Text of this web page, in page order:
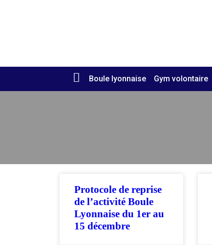
Boule lyonnaise Gym volontaire
Protocole de reprise
de l’activité Boule
Lyonnaise du 1er au
15 décembre